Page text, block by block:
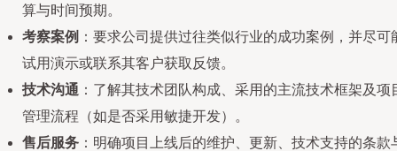
算与时间预期。
考察案例 ：要求公司提供过往类似行业的成功案例，并尽可
试用演示或联系其客户获取反馈。
技术沟通 ：了解其技术团队构成、采用的主流技术框架及项
管理流程（如是否采用敏捷开发）。
售后服务 ：明确项目上线后的维护、更新、技术支持的条款